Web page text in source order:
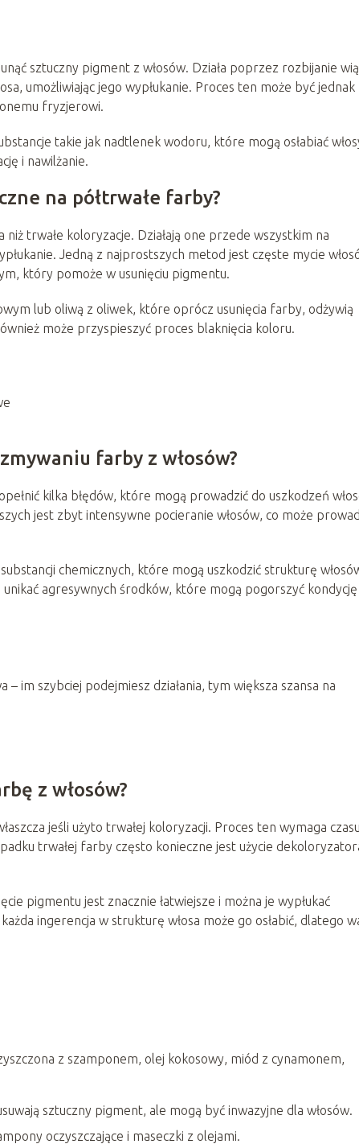
sztuczny pigment z włosów. Działa poprzez rozbijanie
umożliwiając jego wypłukanie. Proces ten może być jednak
fryzjerowi.
takie jak nadtlenek wodoru, które mogą osłabiać
i nawilżanie.
na półtrwałe farby?
niż trwałe koloryzacje. Działają one przede wszystkim na
Jedną z najprostszych metod jest częste mycie
który pomoże w usunięciu pigmentu.
lub oliwą z oliwek, które oprócz usunięcia farby, odżywią
może przyspieszyć proces blaknięcia koloru.
farby z włosów?
kilka błędów, które mogą prowadzić do uszkodzeń
jest zbyt intensywne pocieranie włosów, co może
chemicznych, które mogą uszkodzić strukturę
agresywnych środków, które mogą pogorszyć kondycję
im szybciej podejmiesz działania, tym większa szansa na
z włosów?
jeśli użyto trwałej koloryzacji. Proces ten wymaga
trwałej farby często konieczne jest użycie
pigmentu jest znacznie łatwiejsze i można je wypłukać
ingerencja w strukturę włosa może go osłabić, dlatego
z szamponem, olej kokosowy, miód z cynamonem,
sztuczny pigment, ale mogą być inwazyjne dla włosów.
oczyszczające i maseczki z olejami.